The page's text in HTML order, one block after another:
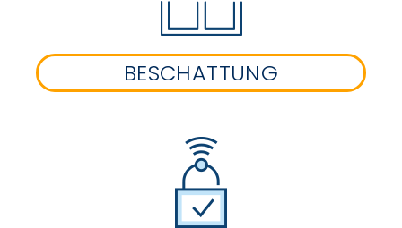
BESCHATTUNG